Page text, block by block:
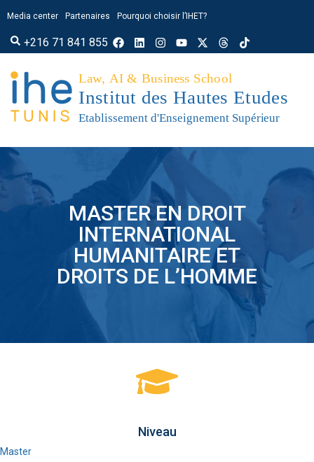
Media center Partenaires Pourquoi choisir l’IHET?
+216 71 841 855
MASTER EN DROIT
INTERNATIONAL
HUMANITAIRE ET
DROITS DE L’HOMME
Niveau
Master